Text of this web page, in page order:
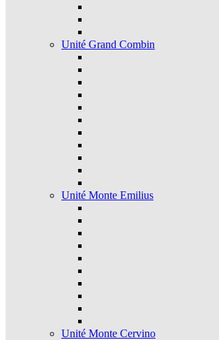
Unité Grand Combin
Unité Monte Emilius
Unité Monte Cervino